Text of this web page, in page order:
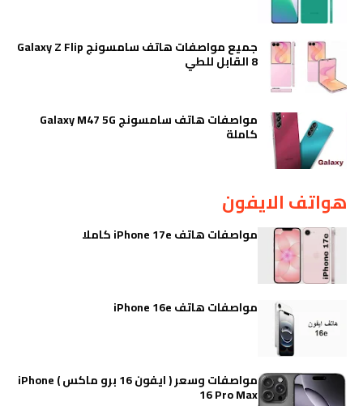
جميع مواصفات هاتف سامسونج Galaxy Z Flip
8 القابل للطي
مواصفات هاتف سامسونج Galaxy M47 5G
كاملة
هواتف الايفون
مواصفات هاتف iPhone 17e كاملا
مواصفات هاتف iPhone 16e
مواصفات وسعر ( ايفون 16 برو ماكس ) iPhone
16 Pro Max